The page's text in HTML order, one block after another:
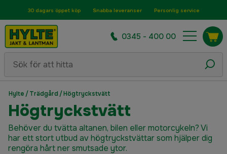
30 dagars öppet köp Snabba leveranser Personlig service
0345 - 400 00
Hylte /Trädgård /Högtryckstvätt
Högtryckstvätt
Behöver du tvätta altanen, bilen eller motorcykeln? Vi
har ett stort utbud av högtryckstvättar som hjälper dig
rengöra hårt ner smutsade ytor.